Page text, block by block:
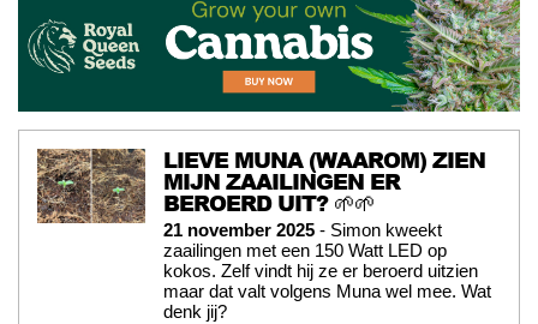
LIEVE MUNA (WAAROM) ZIEN
MIJN ZAAILINGEN ER
BEROERD UIT? 🌱🌱
21 november 2025 - Simon kweekt
zaailingen met een 150 Watt LED op
kokos. Zelf vindt hij ze er beroerd uitzien
maar dat valt volgens Muna wel mee. Wat
denk jij?